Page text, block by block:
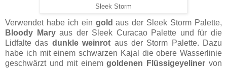
Sleek Storm
Verwendet habe ich ein gold aus der Sleek Storm Palette,
Bloody Maryaus der Sleek Curacao Palette und für die
Lidfalte das dunkle weinrot aus der Storm Palette. Dazu
habe ich mit einem schwarzen Kajal die obere Wasserlinie
geschwärzt und mit einemgoldenen Flüssigeyeliner von